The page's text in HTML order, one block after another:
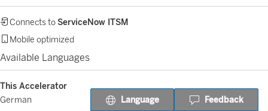
Connects toServiceNow ITSM
Mobile optimized
Available Languages
This Accelerator
German
Language Feedback